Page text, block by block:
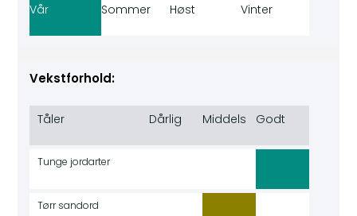
Vår Sommer Høst Vinter
Vekstforhold:
Tåler Dårlig Middels Godt
Tunge jordarter
Tørr sandord